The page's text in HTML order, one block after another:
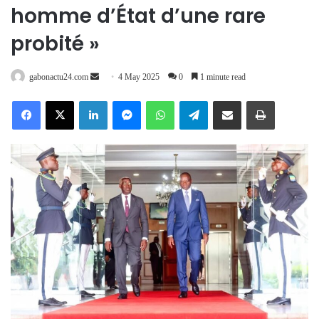
homme d’État d’une rare
probité »
gabonactu24.com
Send 4 May 2025 0 1 minute read
FacebookX LinkedInMessengerWhatsAppTelegramShare via Email Print